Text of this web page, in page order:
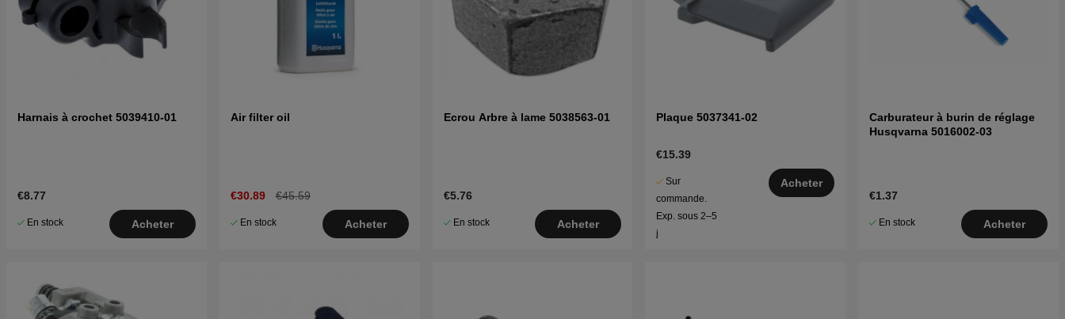
Harnais à crochet 5039410-01
€8.77
En stock Acheter
Air filter oil
€30.89 €45.59
En stock Acheter
Ecrou Arbre à lame 5038563-01
€5.76
En stock Acheter
Plaque 5037341-02
€15.39
Sur
commande.
Exp. sous 2–5
j
Acheter
Carburateur à burin de réglage
Husqvarna 5016002-03
€1.37
En stock Acheter